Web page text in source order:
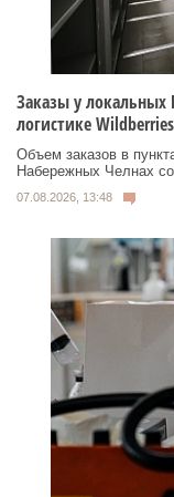
Заказы у локальных
логистике Wildberries
Объем заказов в
Набережных Челнах
07.08.2026, 13:48